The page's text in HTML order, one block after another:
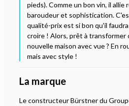
pieds). Comme un bon vin, il allie
baroudeur et sophistication.
qualité-prix est si bon qu'il
croire ! Alors, prêt à transformer
nouvelle maison avec vue ? En
mais avec style !
La marque
Le constructeur Bürstner du